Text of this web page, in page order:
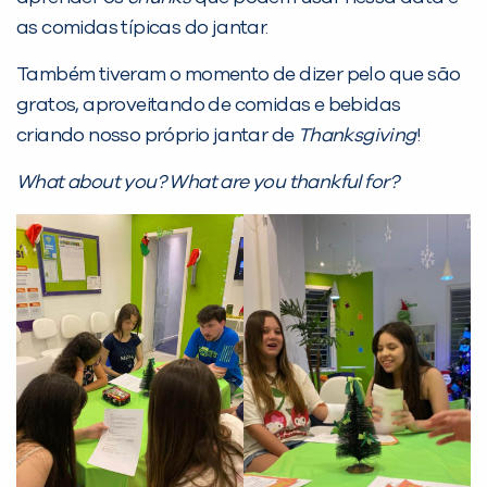
as comidas típicas do jantar.
Também tiveram o momento de dizer pelo que são
gratos, aproveitando de comidas e bebidas
criando nosso próprio jantar de Thanksgiving!
What about you? What are you thankful for?
Desculpe!
Não encontramos nenhuma unidade
inFlux nesta cidade ou bairro que
você digitou.
Preencha com seus dados abaixo e
já vamos te colocar em contato
com a: